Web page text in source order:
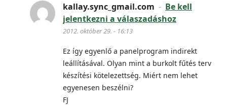
kallay.sync_gmail.com - Be kell
jelentkezni a válaszadáshoz
2012. október 29. - 16:13
Ez így egyenlő a panelprogram indirekt
leállításával. Olyan mint a burkolt fűtés terv
készítési kötelezettség. Miért nem lehet
egyenesen beszélni?
FJ